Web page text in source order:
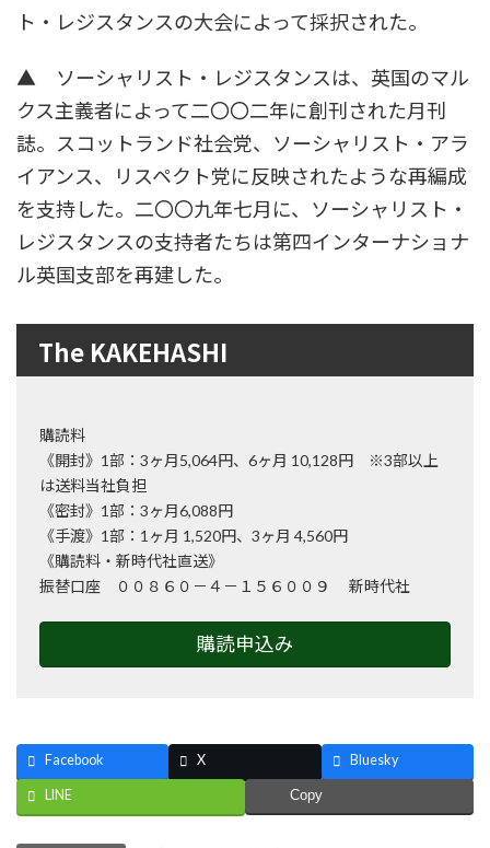
ト・レジスタンスの大会によって採択された。
▲ ソーシャリスト・レジスタンスは、英国のマル
クス主義者によって二〇〇二年に創刊された月刊
誌。スコットランド社会党、ソーシャリスト・アラ
イアンス、リスペクト党に反映されたような再編成
を支持した。二〇〇九年七月に、ソーシャリスト・
レジスタンスの支持者たちは第四インターナショナ
ル英国支部を再建した。
The KAKEHASHI
購読料
《開封》1部：3ヶ月5,064円、6ヶ月 10,128円 ※3部以上
は送料当社負担
《密封》1部：3ヶ月6,088円
《手渡》1部：1ヶ月 1,520円、3ヶ月 4,560円
《購読料・新時代社直送》
振替口座 ００８６０－４－１５６００９ 新時代社
購読申込み
Facebook X Bluesky
LINE Copy